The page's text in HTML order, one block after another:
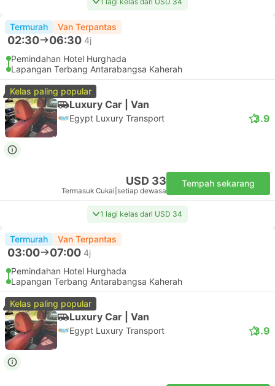
Termurah Van Terpantas
02:30 06:30 4j
Pemindahan Hotel Hurghada
Lapangan Terbang Antarabangsa Kaherah
Kelas paling popular
Luxury Car | Van
Egypt Luxury Transport 3.9
USD 33
Termasuk Cukai setiap dewasa
Tempah sekarang
1 lagi kelas dari USD 34
Termurah Van Terpantas
03:00 07:00 4j
Pemindahan Hotel Hurghada
Lapangan Terbang Antarabangsa Kaherah
Kelas paling popular
Luxury Car | Van
Egypt Luxury Transport 3.9